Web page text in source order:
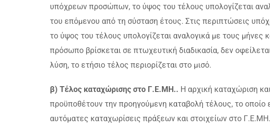
υπόχρεων προσώπων, το ύψος του τέλους υπολογίζεται
του επόμενου από τη σύσταση έτους. Στις περιπτώσεις
το ύψος του τέλους υπολογίζεται αναλογικά με τους μήνες
πρόσωπο βρίσκεται σε πτωχευτική διαδικασία, δεν
λύση, το ετήσιο τέλος περιορίζεται στο μισό.
β) Τέλος καταχώρισης στο Γ.Ε.ΜΗ.. Η αρχική καταχώριση
προϋποθέτουν την προηγούμενη καταβολή τέλους, το οποίο
αυτόματες καταχωρίσεις πράξεων και στοιχείων στο